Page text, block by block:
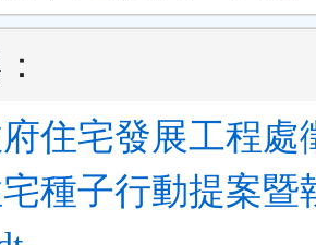
住宅發展工程處
種子行動提案暨